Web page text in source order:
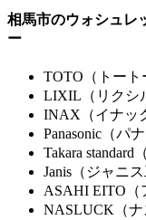
相馬市のウォシュレ
ー
TOTO（トート
LIXIL（リクシ
INAX（イナッ
Panasonic（パ
Takara standard
Janis（ジャニス
ASAHI EITO（
NASLUCK（ナ